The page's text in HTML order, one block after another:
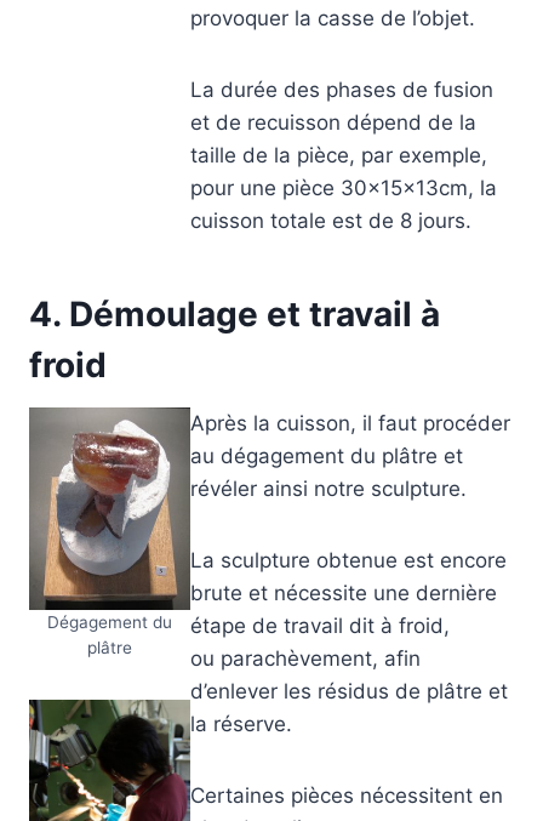
provoquer la casse de l’objet.
La durée des phases de fusion
et de recuisson dépend de la
taille de la pièce, par exemple,
pour une pièce 30×15×13cm, la
cuisson totale est de 8 jours.
4. Démoulage et travail à
froid
Dégagement du
plâtre
Après la cuisson, il faut procéder
au dégagement du plâtre et
révéler ainsi notre sculpture.
La sculpture obtenue est encore
brute et nécessite une dernière
étape de travail dit à froid,
ou parachèvement, afin
d’enlever les résidus de plâtre et
la réserve.
Certaines pièces nécessitent en